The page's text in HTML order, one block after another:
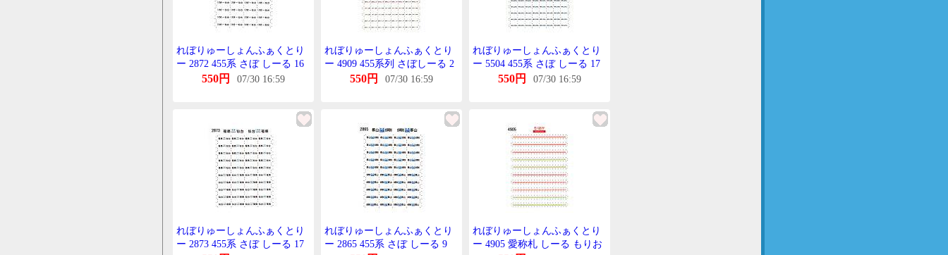
れぼりゅーしょんふぁくとり
ー 2872 455系 さぼ しーる 16
仙台-いわき いわき-仙台
550円 07/30 16:59
れぼりゅーしょんふぁくとり
ー 4909 455系列 さぼしーる 2
急行いわて用 KATO用
550円 07/30 16:59
れぼりゅーしょんふぁくとり
ー 5504 455系 さぼ しーる 17
郡山-会津若松(快速ばんだい)
550円 07/30 16:59
れぼりゅーしょんふぁくとり
ー 2873 455系 さぼ しーる 17
れぼりゅーしょんふぁくとり
ー 2865 455系 さぼ しーる 9
れぼりゅーしょんふぁくとり
ー 4905 愛称札 しーる もりお